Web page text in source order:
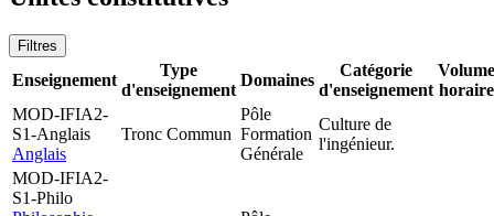
Filtres
Enseignement
Type
d'enseignement
Domaines
Catégorie
d'enseignement
Volume
horaire
MOD-IFIA2-
S1-Anglais
Anglais
Tronc Commun
Pôle
Formation
Générale
Culture de
l'ingénieur.
MOD-IFIA2-
S1-Philo